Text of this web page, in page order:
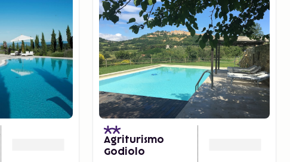
Agriturismo
Godiolo